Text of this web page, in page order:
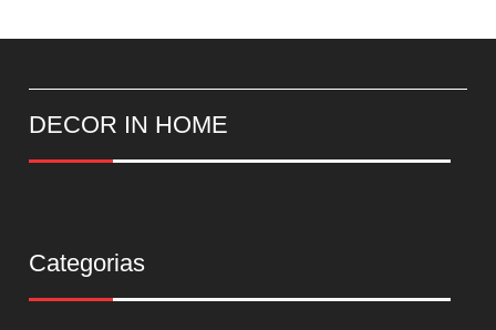
DECOR IN HOME
Categorias